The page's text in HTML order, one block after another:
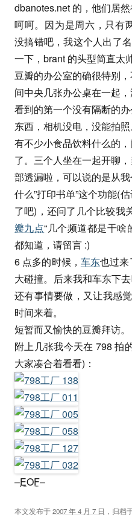
dbanotes.net 的，他们居
呵呵。因为是周六，只有
没搞错吧，我这个人出了
一下，brant 的头型简直太
豆瓣的办公室的确很特别
间中央几张办公桌在一起
看到的第一个没有隔断的
东西，相机没电，没能拍
有不少小食品饮料什么的
了。三个人坐在一起开聊
部透漏啦，可以说的是从
什么”打印书单”这个功能(
了吧)，还问了几个比较我
瓣九点“几个频道都是干
都知道，请留言 :)
6 点多的时候， 车东也过
大碰撞。后来我和车东下
还有事情要做，又让我感
时间来着。
短暂而又愉快的豆瓣拜访。
附上几张我今天在 798 拍
大家凑合着看看)：
–EOF–
本文发布于2007 年 4 月 7 日 ，归档